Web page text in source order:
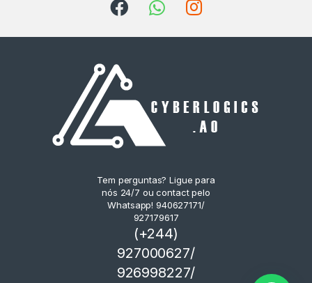
Tem perguntas? Ligue para
nós 24/7 ou contact pelo
Whatsapp! 940627171/
927179617
(+244)
927000627/
926998227/